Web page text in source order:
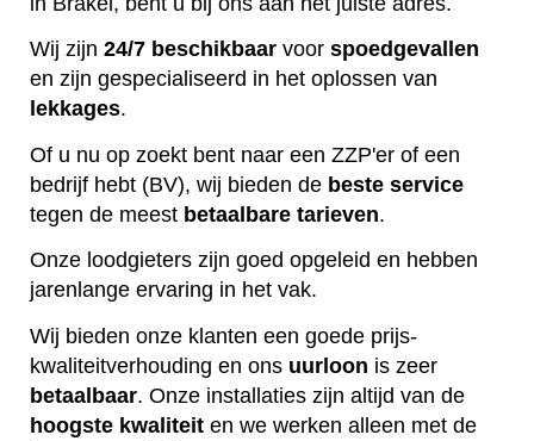
Wij zijn 24/7 beschikbaar voor spoedgevallen
en zijn gespecialiseerd in het oplossen van
lekkages.
Of u nu op zoekt bent naar een ZZP'er of een
bedrijf hebt (BV), wij bieden de beste service
tegen de meest betaalbare tarieven.
Onze loodgieters zijn goed opgeleid en hebben
jarenlange ervaring in het vak.
Wij bieden onze klanten een goede prijs-
kwaliteitverhouding en ons uurloon is zeer
betaalbaar. Onze installaties zijn altijd van de
hoogste kwaliteit en we werken alleen met de